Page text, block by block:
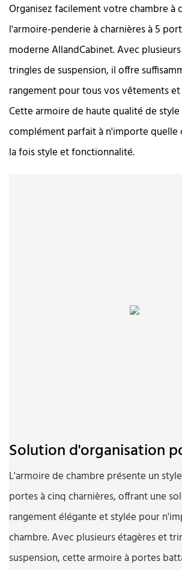
Organisez facilement votre chambre à
l'armoire-penderie à charnières à 5
moderne AllandCabinet. Avec
tringles de suspension, il offre
rangement pour tous vos vêtements et
Cette armoire de haute qualité de
complément parfait à n'importe quelle
la fois style et fonctionnalité.
Solution d'organisation
L'armoire de chambre présente un
portes à cinq charnières, offrant une
rangement élégante et stylée pour
chambre. Avec plusieurs étagères et
suspension, cette armoire à portes